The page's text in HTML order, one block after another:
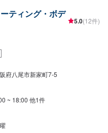
検索⇒【カーコーティングファク
ティング・ボデ
5.0(12件)
府八尾市新家町7-5
~ 18:00 他1件